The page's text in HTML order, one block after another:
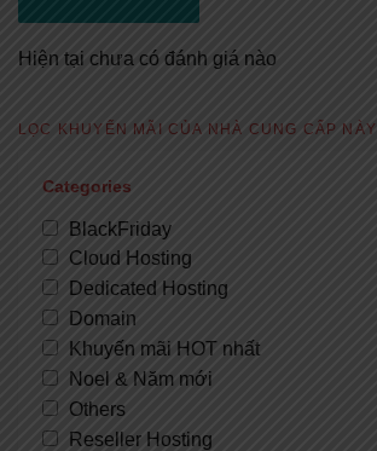
Hiện tại chưa có đánh giá nào
LỌC KHUYẾN MÃI CỦA NHÀ CUNG CẤP NÀY
Categories
BlackFriday
Cloud Hosting
Dedicated Hosting
Domain
Khuyến mãi HOT nhất
Noel & Năm mới
Others
Reseller Hosting